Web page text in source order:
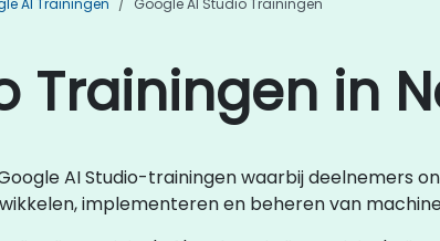
AI Trainingen Google AI Studio Trainingen
Trainingen in
AI Studio-trainingen waarbij deelnemers
implementeren en beheren van